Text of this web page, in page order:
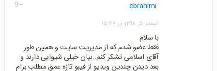
-9 ebrahimi
اسفند ۵, ۱۳۹۸ در ۱۵:۴۷
با سلام
فقط عضو شدم که از مدیریت سایت و همین طور
آقای اسلامی تشکر کنم..بیان خیلی شیوایی دارند و
بعد دیدن چندین ویدیو از فیبو تازه عمق مطلب برام